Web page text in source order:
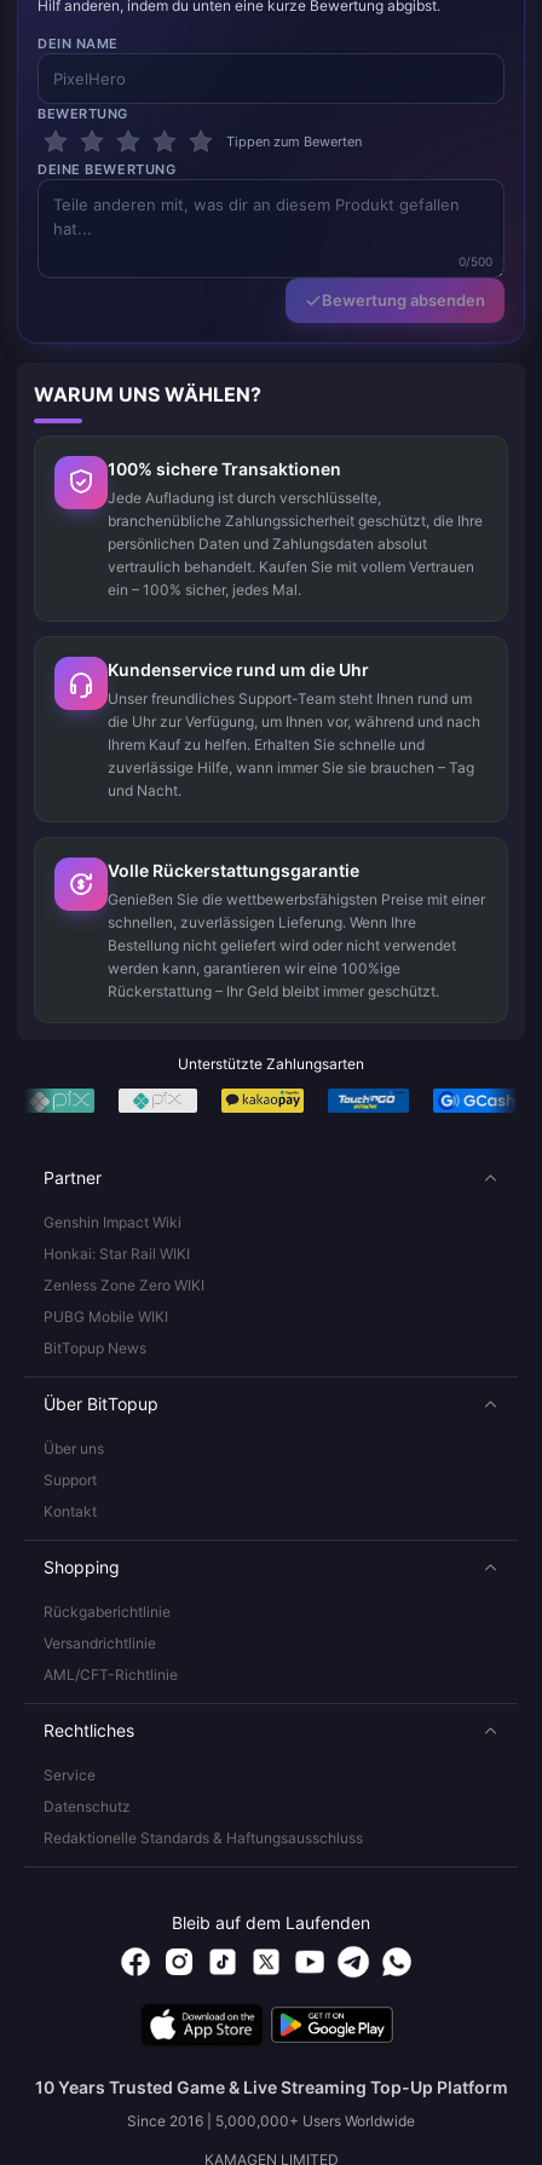
Hilf anderen, indem du unten eine kurze Bewertung abgibst.
DEIN NAME
BEWERTUNG
Tippen zum Bewerten
DEINE BEWERTUNG
0/500
Bewertung absenden
WARUM UNS WÄHLEN?
100% sichere Transaktionen
Jede Aufladung ist durch verschlüsselte,
branchenübliche Zahlungssicherheit geschützt, die Ihre
persönlichen Daten und Zahlungsdaten absolut
vertraulich behandelt. Kaufen Sie mit vollem Vertrauen
ein – 100% sicher, jedes Mal.
Kundenservice rund um die Uhr
Unser freundliches Support-Team steht Ihnen rund um
die Uhr zur Verfügung, um Ihnen vor, während und nach
Ihrem Kauf zu helfen. Erhalten Sie schnelle und
zuverlässige Hilfe, wann immer Sie sie brauchen – Tag
und Nacht.
Volle Rückerstattungsgarantie
Genießen Sie die wettbewerbsfähigsten Preise mit einer
schnellen, zuverlässigen Lieferung. Wenn Ihre
Bestellung nicht geliefert wird oder nicht verwendet
werden kann, garantieren wir eine 100%ige
Rückerstattung – Ihr Geld bleibt immer geschützt.
Unterstützte Zahlungsarten
Partner
Genshin Impact Wiki
Honkai: Star Rail WIKI
Zenless Zone Zero WIKI
PUBG Mobile WIKI
BitTopup News
Über BitTopup
Über uns
Support
Kontakt
Shopping
Rückgaberichtlinie
Versandrichtlinie
AML/CFT-Richtlinie
Rechtliches
Service
Datenschutz
Redaktionelle Standards & Haftungsausschluss
Bleib auf dem Laufenden
10 Years Trusted Game & Live Streaming Top-Up Platform
Since 2016 | 5,000,000+ Users Worldwide
KAMAGEN LIMITED